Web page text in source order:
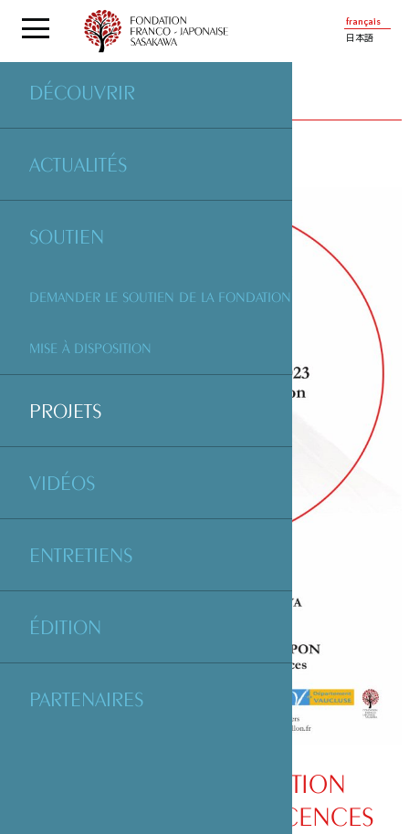
français
日本語
DÉCOUVRIR
ACTUALITÉS
SOUTIEN
DEMANDER LE SOUTIEN DE LA FONDATION
MISE À DISPOSITION
PROJETS
VIDÉOS
ENTRETIENS
ÉDITION
PARTENAIRES
PROJETSSOUTENUS PAR LA FONDATION
SOUTIEN À L’EXPOSITION
« ORIGINE - RÉMINISCENCES